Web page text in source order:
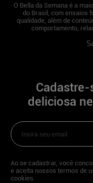
adorei).
O melhor
Meus fãs. Eles é
Neste Natal
De todos que
mandarem muitos
O Bella da Semana é a
do Brasil, com ensaios
qualidade, além de
comportamento,
Cadastre-
deliciosa
Ao se cadastrar, você
e aceita nossos termos de
cookies.